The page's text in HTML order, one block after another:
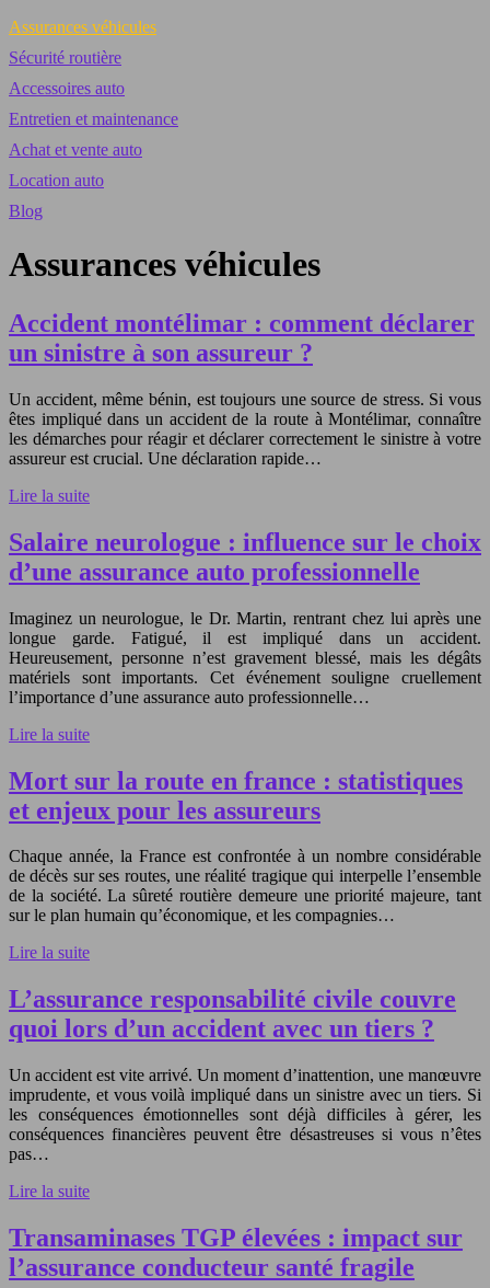
Assurances véhicules
Sécurité routière
Accessoires auto
Entretien et maintenance
Achat et vente auto
Location auto
Blog
Assurances véhicules
Accident montélimar : comment déclarer
un sinistre à son assureur ?
Un accident, même bénin, est toujours une source de stress. Si vous
êtes impliqué dans un accident de la route à Montélimar, connaître
les démarches pour réagir et déclarer correctement le sinistre à votre
assureur est crucial. Une déclaration rapide…
Lire la suite
Salaire neurologue : influence sur le choix
d’une assurance auto professionnelle
Imaginez un neurologue, le Dr. Martin, rentrant chez lui après une
longue garde. Fatigué, il est impliqué dans un accident.
Heureusement, personne n’est gravement blessé, mais les dégâts
matériels sont importants. Cet événement souligne cruellement
l’importance d’une assurance auto professionnelle…
Lire la suite
Mort sur la route en france : statistiques
et enjeux pour les assureurs
Chaque année, la France est confrontée à un nombre considérable
de décès sur ses routes, une réalité tragique qui interpelle l’ensemble
de la société. La sûreté routière demeure une priorité majeure, tant
sur le plan humain qu’économique, et les compagnies…
Lire la suite
L’assurance responsabilité civile couvre
quoi lors d’un accident avec un tiers ?
Un accident est vite arrivé. Un moment d’inattention, une manœuvre
imprudente, et vous voilà impliqué dans un sinistre avec un tiers. Si
les conséquences émotionnelles sont déjà difficiles à gérer, les
conséquences financières peuvent être désastreuses si vous n’êtes
pas…
Lire la suite
Transaminases TGP élevées : impact sur
l’assurance conducteur santé fragile